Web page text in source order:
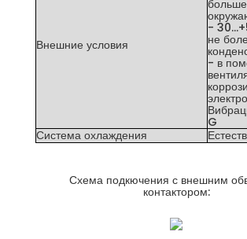
Внешние условия
-
не
- в
G
Система охлаждения
Схема подкючения с внешним
контактором: